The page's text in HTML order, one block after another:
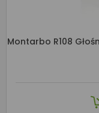
Montarbo R108